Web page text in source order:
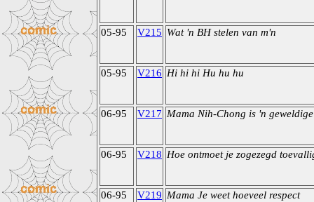
05-95 V215 Wat 'n BH stelen van m'n
05-95 V216 Hi hi hi Hu hu hu
06-95 V217 Mama Nih-Chong is 'n
06-95 V218 Hoe ontmoet je zogezegd
06-95 V219 Mama Je weet hoeveel respect